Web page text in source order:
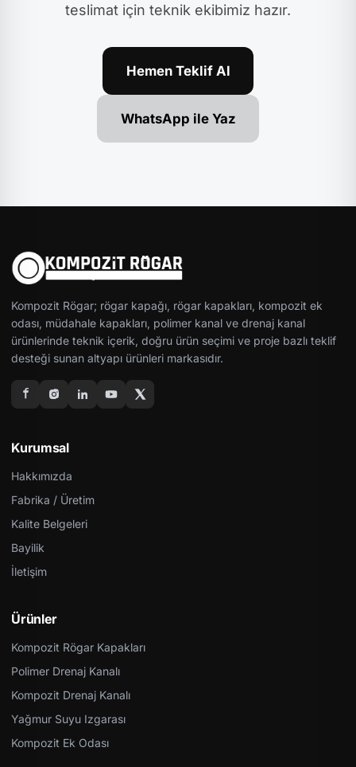
teslimat için teknik ekibimiz hazır.
Hemen Teklif Al
WhatsApp ile Yaz
Kompozit Rögar; rögar kapağı, rögar kapakları, kompozit ek
odası, müdahale kapakları, polimer kanal ve drenaj kanal
ürünlerinde teknik içerik, doğru ürün seçimi ve proje bazlı teklif
desteği sunan altyapı ürünleri markasıdır.
Kurumsal
Hakkımızda
Fabrika / Üretim
Kalite Belgeleri
Bayilik
İletişim
Ürünler
Kompozit Rögar Kapakları
Polimer Drenaj Kanalı
Kompozit Drenaj Kanalı
Yağmur Suyu Izgarası
Kompozit Ek Odası